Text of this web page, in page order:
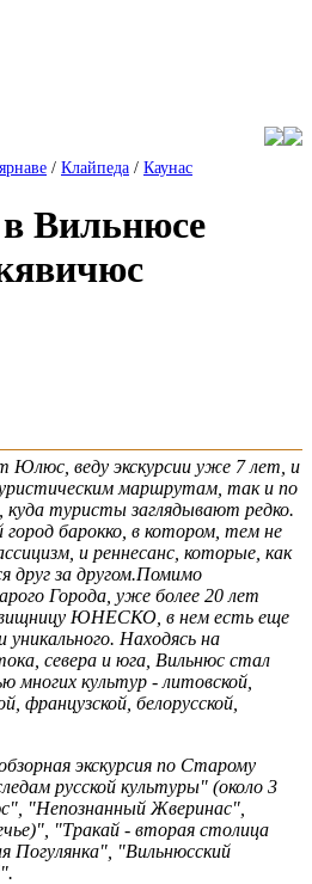
/ Клайпеда / Каунас
Вильнюсе
Юлюс, веду экскурсии уже 7 лет, и
маршрутам, так и по
куда туристы заглядывают редко.
барокко, в котором, тем не
и реннесанс, которые, как
за другом.Помимо
Города, уже более 20 лет
ЮНЕСКО, в нем есть еще
уникального. Находясь на
севера и юга, Вильнюс стал
многих культур - литовской,
французской, белорусской,
экскурсия по Старому
русской культуры" (около 3
"Непознанный Жверинас",
"Тракай - вторая столица
"Вильнюсский